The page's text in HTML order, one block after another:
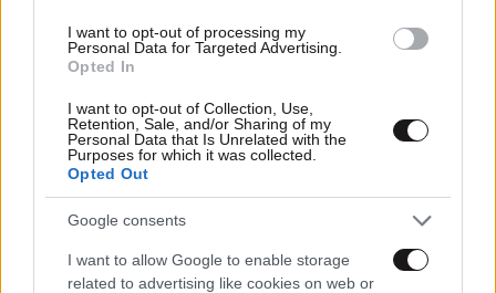
I want to opt-out of processing my
Personal Data for Targeted Advertising.
Opted In
I want to opt-out of Collection, Use,
Retention, Sale, and/or Sharing of my
Personal Data that Is Unrelated with the
Purposes for which it was collected.
Opted Out
Google consents
I want to allow Google to enable storage
related to advertising like cookies on web or
03·01·2025 18:11
Ο Τζο Μπάιντεν θα μεταβεί στη Νέα Ορλεάνη τη